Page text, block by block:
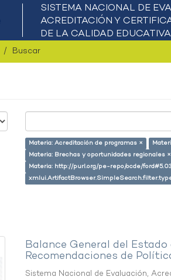
Buscar
Materia: Acreditación de programas ×
Materia: Brechas y oportunidades regionales ×
Materia: http://purl.org/pe-repo/ocde/
Balance General del
Recomendaciones de
Sistema Nacional de Evaluación,